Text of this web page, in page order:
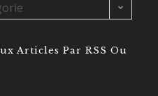
Articles Par RSS Ou